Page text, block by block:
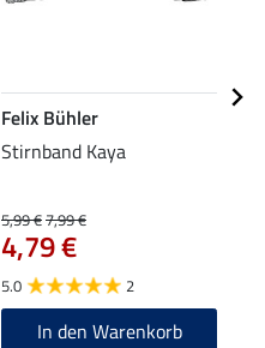
Felix Bühler
Stirnband Kaya
5,99 €7,99 €
4,79 €
5.0 2
In den Warenkorb